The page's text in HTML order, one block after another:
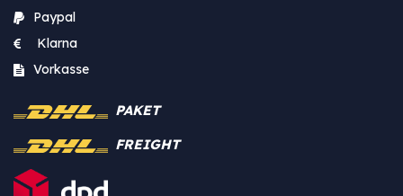
Paypal
Klarna
Vorkasse
PAKET
FREIGHT